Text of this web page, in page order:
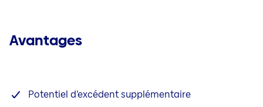
Véhicules à moteur
Camionneurs
Avantages
Potentiel d’excédent supplémentaire